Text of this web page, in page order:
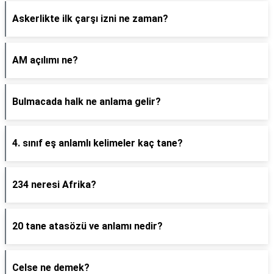
Askerlikte ilk çarşı izni ne zaman?
AM açılımı ne?
Bulmacada halk ne anlama gelir?
4. sınıf eş anlamlı kelimeler kaç tane?
234 neresi Afrika?
20 tane atasözü ve anlamı nedir?
Celse ne demek?